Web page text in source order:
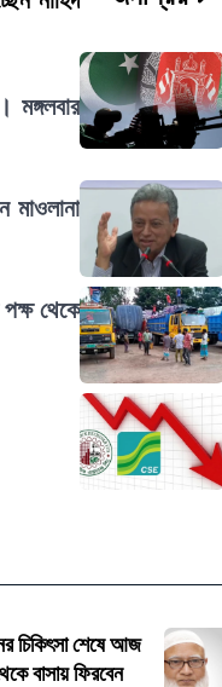
মঙ্গলবার
মাওলানা
থেকে
চিকিৎসা শেষে আজ
বাসায় ফিরবেন